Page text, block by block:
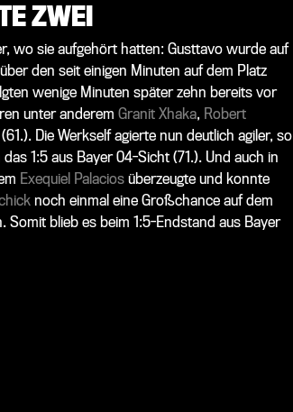
ZWEI
wo sie aufgehört hatten: Gusttavo wurde auf
den seit einigen Minuten auf dem Platz
wenige Minuten später zehn bereits vor
unter anderem Granit Xhaka, Robert
Die Werkself agierte nun deutlich agiler, so
1:5 aus Bayer 04-Sicht (71.). Und auch in
Exequiel Palaciosüberzeugte und konnte
noch einmal eine Großchance auf dem
blieb es beim 1:5-Endstand aus Bayer